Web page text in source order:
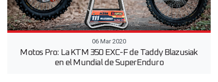
06 Mar 2020
Motos Pro: La KTM 350 EXC-F de Taddy Blazusiak
en el Mundial de SuperEnduro